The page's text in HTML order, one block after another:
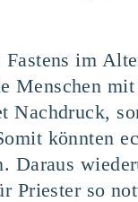
im
Menschen
könnten
Daraus
Priester so